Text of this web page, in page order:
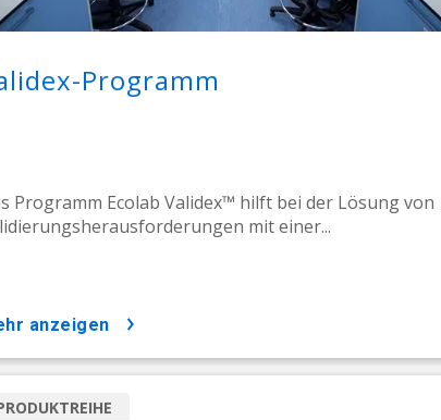
Programm
Programm Ecolab Validex™ hilft bei der Lösung von
mit einer...
anzeigen